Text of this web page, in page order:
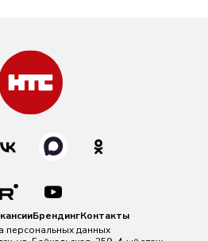
БрендингКонтакты
персональных данных